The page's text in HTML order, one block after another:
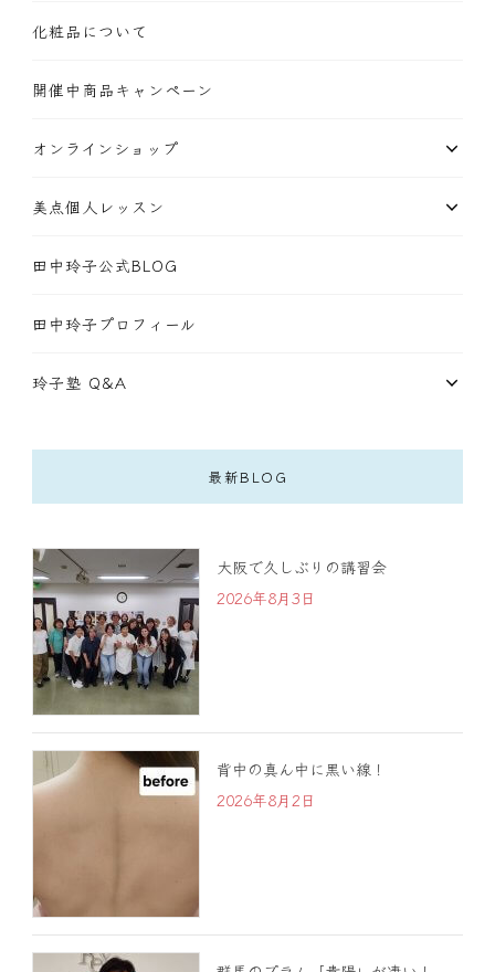
化粧品について
開催中商品キャンペーン
オンラインショップ
美点個人レッスン
田中玲子公式BLOG
田中玲子プロフィール
玲子塾 Q&A
最新BLOG
大阪で久しぶりの講習会
2026年8月3日
背中の真ん中に黒い線！
2026年8月2日